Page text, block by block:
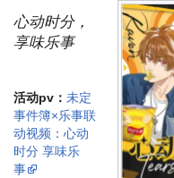
心动时分，
享味乐事
活动pv： 未定
事件簿×乐事联
动视频：心动
时分 享味乐
事